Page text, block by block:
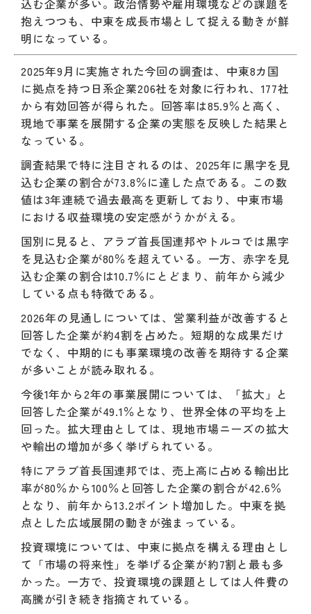
込む企業が多い。政治情勢や雇用環境などの課題を
抱えつつも、中東を成長市場として捉える動きが鮮
明になっている。
2025年9月に実施された今回の調査は、中東8カ国
に拠点を持つ日系企業206社を対象に行われ、177社
から有効回答が得られた。回答率は85.9％と高く、
現地で事業を展開する企業の実態を反映した結果と
なっている。
調査結果で特に注目されるのは、2025年に黒字を見
込む企業の割合が73.8％に達した点である。この数
値は3年連続で過去最高を更新しており、中東市場
における収益環境の安定感がうかがえる。
国別に見ると、アラブ首長国連邦やトルコでは黒字
を見込む企業が80％を超えている。一方、赤字を見
込む企業の割合は10.7％にとどまり、前年から減少
している点も特徴である。
2026年の見通しについては、営業利益が改善すると
回答した企業が約4割を占めた。短期的な成果だけ
でなく、中期的にも事業環境の改善を期待する企業
が多いことが読み取れる。
今後1年から2年の事業展開については、「拡大」と
回答した企業が49.1％となり、世界全体の平均を上
回った。拡大理由としては、現地市場ニーズの拡大
や輸出の増加が多く挙げられている。
特にアラブ首長国連邦では、売上高に占める輸出比
率が80％から100％と回答した企業の割合が42.6％
となり、前年から13.2ポイント増加した。中東を拠
点とした広域展開の動きが強まっている。
投資環境については、中東に拠点を構える理由とし
て「市場の将来性」を挙げる企業が約7割と最も多
かった。一方で、投資環境の課題としては人件費の
高騰が引き続き指摘されている。